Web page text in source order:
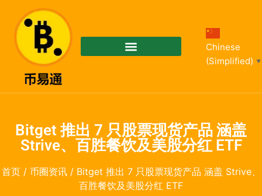
Chinese
(Simplified)
▼
Bitget 推出 7 只股票现货产品 涵盖
Strive、百胜餐饮及美股分红 ETF
首页/ 币圈资讯/ Bitget 推出 7 只股票现货产品 涵盖 Strive、
百胜餐饮及美股分红 ETF